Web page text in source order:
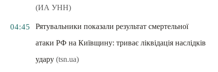
(ИА УНН)
04:45
Рятувальники показали результат смертельної
атаки РФ на Київщину: триває ліквідація наслідків
удару (tsn.ua)